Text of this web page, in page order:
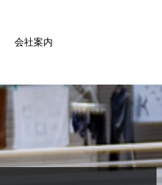
会社案内